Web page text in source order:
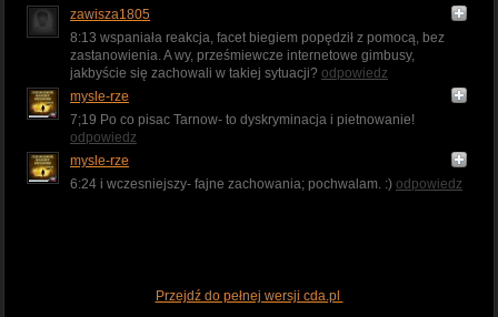
zawisza1805
8:13 wspaniała reakcja, facet biegiem popędził z pomocą, bez
zastanowienia. A wy, prześmiewcze internetowe gimbusy,
jakbyście się zachowali w takiej sytuacji? odpowiedz
mysle-rze
7;19 Po co pisac Tarnow- to dyskryminacja i pietnowanie!
odpowiedz
mysle-rze
6:24 i wczesniejszy- fajne zachowania; pochwalam. :) odpowiedz
Przejdź do pełnej wersji cda.pl